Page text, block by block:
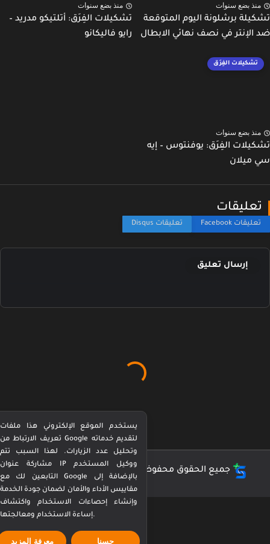
بضع سنوات
برشلونة اليوم المتوقعة
في نصف نهائي الابطال
منذ بضع سنوات
تشكيلات الفِرَق: أتلتيكو مدريد –
رايو فاليكانو
تشكيلات الفِرَق
بضع سنوات
الفِرَق: يوفنتوس – إيه
ميلان
إرسال تعليق
جميع الحقوق محفوظة © كورة بيرفكت Perfect Kora
يستخدم الموقع الإلكتروني هذا ملفات
تعريف الارتباط من Google لتقديم خدماته
وتحليل عدد الزيارات. لهذا السبب تتم
مشاركة عنوان IP ووكيل المستخدم
التابعين لك مع Google بالإضافة إلى
مقاييس الأداء والأمان لضمان جودة الخدمة
وإنشاء إحصاءات الاستخدام واكتشاف
معرفة المزيد حسنا